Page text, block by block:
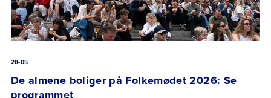
28-05
De almene boliger på Folkemødet 2026: Se
programmet